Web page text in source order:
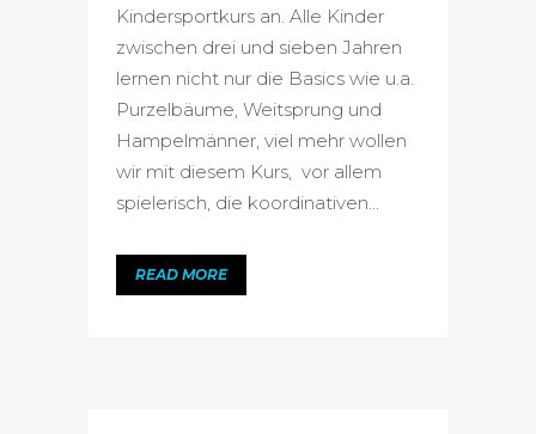
Kindersportkurs an. Alle Kinder
zwischen drei und sieben Jahren
lernen nicht nur die Basics wie u.a.
Purzelbäume, Weitsprung und
Hampelmänner, viel mehr wollen
wir mit diesem Kurs, vor allem
spielerisch, die koordinativen...
READ MORE